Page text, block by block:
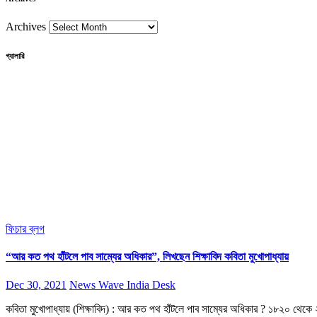
Archives
গ্যালারি
ফিচারব্লগ
“আর কত পথ হাঁটলে পাব সাম্যের অধিকার”, লিখছেন শিক্ষাবিদ কবিতা মুখোপাধ্যায়
Dec 30, 2021 News Wave India Desk
কবিতা মুখোপাধ্যায় (শিক্ষাবিদ) : আর কত পথ হাঁটলে পাব সাম্যের অধিকার ? ১৮২০